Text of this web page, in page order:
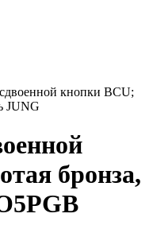
кнопки BCU;
JUNG
бронза,